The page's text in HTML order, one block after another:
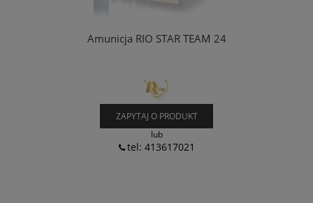
Amunicja RIO STAR TEAM 24
ZAPYTAJ O PRODUKT
lub
tel: 413617021